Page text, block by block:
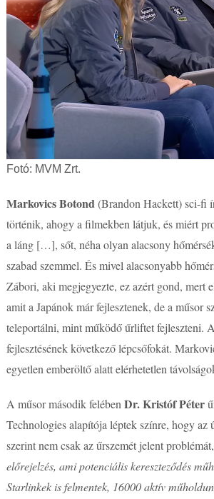
Fotó: MVM Zrt.
Markovics Botond(Brandon Hackett) sci-fi
történik, ahogy a filmekben látjuk, és miért
a láng […], sőt, néha olyan alacsony
szabad szemmel. És mivel alacsonyabb
Zábori, aki megjegyezte, ez azért gond, mert
amit a Japánok már fejlesztenek, de a műsor
teleportálni, mint működő űrliftet fejleszteni.
fejlesztésének következő lépcsőfokát.
egyetlen emberöltő alatt elérhetetlen
A műsor második felébenDr. Kristóf Péter
Technologies alapítója léptek színre, hogy az
szerint nem csak az űrszemét jelent
előrejelzés, ami potenciális kereszteződés
Starlinkek is felmentek, 16000 aktív